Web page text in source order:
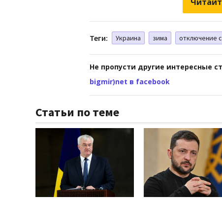
Теги: Украина зима отключение
Не пропусти другие интересные
bigmir)net в facebook
Статьи по теме